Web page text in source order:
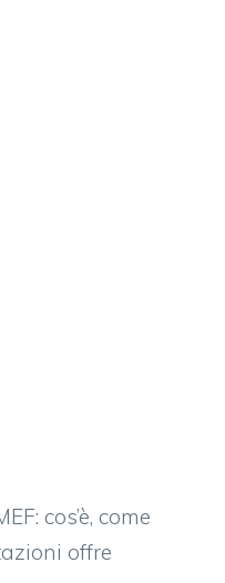
cos’è, come
offre